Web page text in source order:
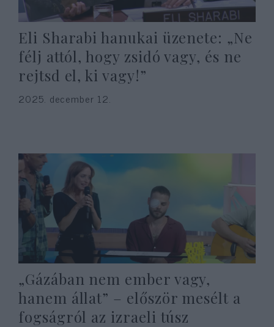
Eli Sharabi hanukai üzenete: „Ne
félj attól, hogy zsidó vagy, és ne
rejtsd el, ki vagy!”
2025. december 12.
„Gázában nem ember vagy,
hanem állat” – először mesélt a
fogságról az izraeli túsz